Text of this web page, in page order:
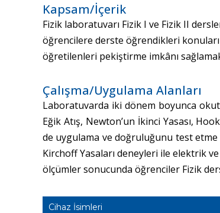
Kapsam/İçerik
Fizik laboratuvarı Fizik I ve Fizik II
öğrencilere derste öğrendikleri
öğretilenleri pekiştirme imkânı
Çalışma/Uygulama Alanları
Laboratuvarda iki dönem boyunca
Eğik Atış, Newton’un İkinci Yasası,
de uygulama ve doğruluğunu test etme
Kirchoff Yasaları deneyleri ile elektrik
ölçümler sonucunda öğrenciler Fizik
Cihaz İsimleri